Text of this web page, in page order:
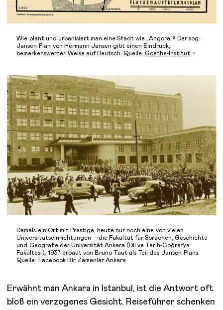
Wie plant und urbanisiert man eine Stadt wie „Angora“? Der sog.
Jansen-Plan von Hermann Jansen gibt einen Eindruck,
bemerkenswerter Weise auf Deutsch. Quelle:Goethe-Institut
Damals ein Ort mit Prestige, heute nur noch eine von vielen
Universitätseinrichtungen – die Fakultät für Sprachen, Geschichte
und Geografie der Universität Ankara (Dil ve Tarih-Coğrafya
Fakültesi), 1937 erbaut von Bruno Taut als Teil des Jansen-Plans.
Quelle: Facebook Bir Zamanlar Ankara
Erwähnt man Ankara in Istanbul, ist die Antwort oft
bloß ein verzogenes Gesicht. Reiseführer schenken